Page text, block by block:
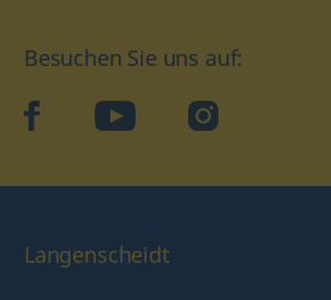
Besuchen Sie uns auf:
facebookYouTube Instagram
Langenscheidt